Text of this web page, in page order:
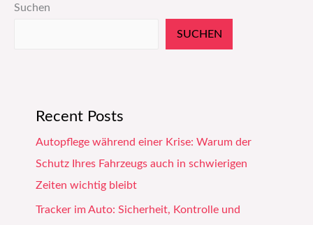
Suchen
SUCHEN
Recent Posts
Autopflege während einer Krise: Warum der
Schutz Ihres Fahrzeugs auch in schwierigen
Zeiten wichtig bleibt
Tracker im Auto: Sicherheit, Kontrolle und